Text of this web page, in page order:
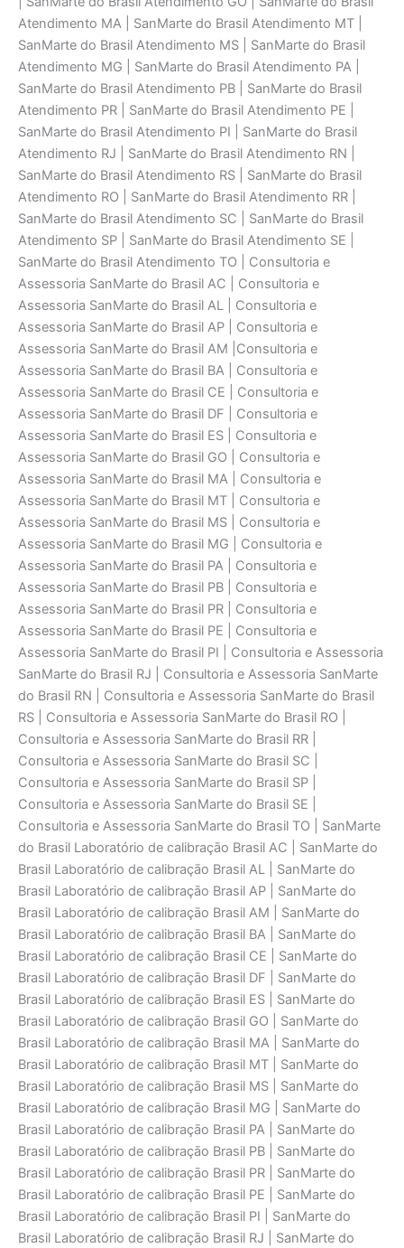
Atendimento MA | SanMarte do Brasil Atendimento MT |
SanMarte do Brasil Atendimento MS | SanMarte do Brasil
Atendimento MG | SanMarte do Brasil Atendimento PA |
SanMarte do Brasil Atendimento PB | SanMarte do Brasil
Atendimento PR | SanMarte do Brasil Atendimento PE |
SanMarte do Brasil Atendimento PI | SanMarte do Brasil
Atendimento RJ | SanMarte do Brasil Atendimento RN |
SanMarte do Brasil Atendimento RS | SanMarte do Brasil
Atendimento RO | SanMarte do Brasil Atendimento RR |
SanMarte do Brasil Atendimento SC | SanMarte do Brasil
Atendimento SP | SanMarte do Brasil Atendimento SE |
SanMarte do Brasil Atendimento TO | Consultoria e
Assessoria SanMarte do Brasil AC | Consultoria e
Assessoria SanMarte do Brasil AL | Consultoria e
Assessoria SanMarte do Brasil AP | Consultoria e
Assessoria SanMarte do Brasil AM |Consultoria e
Assessoria SanMarte do Brasil BA | Consultoria e
Assessoria SanMarte do Brasil CE | Consultoria e
Assessoria SanMarte do Brasil DF | Consultoria e
Assessoria SanMarte do Brasil ES | Consultoria e
Assessoria SanMarte do Brasil GO | Consultoria e
Assessoria SanMarte do Brasil MA | Consultoria e
Assessoria SanMarte do Brasil MT | Consultoria e
Assessoria SanMarte do Brasil MS | Consultoria e
Assessoria SanMarte do Brasil MG | Consultoria e
Assessoria SanMarte do Brasil PA | Consultoria e
Assessoria SanMarte do Brasil PB | Consultoria e
Assessoria SanMarte do Brasil PR | Consultoria e
Assessoria SanMarte do Brasil PE | Consultoria e
Assessoria SanMarte do Brasil PI | Consultoria e Assessoria
SanMarte do Brasil RJ | Consultoria e Assessoria SanMarte
do Brasil RN | Consultoria e Assessoria SanMarte do Brasil
RS | Consultoria e Assessoria SanMarte do Brasil RO |
Consultoria e Assessoria SanMarte do Brasil RR |
Consultoria e Assessoria SanMarte do Brasil SC |
Consultoria e Assessoria SanMarte do Brasil SP |
Consultoria e Assessoria SanMarte do Brasil SE |
Consultoria e Assessoria SanMarte do Brasil TO | SanMarte
do Brasil Laboratório de calibraçāo Brasil AC | SanMarte do
Brasil Laboratório de calibraçāo Brasil AL | SanMarte do
Brasil Laboratório de calibraçāo Brasil AP | SanMarte do
Brasil Laboratório de calibraçāo Brasil AM | SanMarte do
Brasil Laboratório de calibraçāo Brasil BA | SanMarte do
Brasil Laboratório de calibraçāo Brasil CE | SanMarte do
Brasil Laboratório de calibraçāo Brasil DF | SanMarte do
Brasil Laboratório de calibraçāo Brasil ES | SanMarte do
Brasil Laboratório de calibraçāo Brasil GO | SanMarte do
Brasil Laboratório de calibraçāo Brasil MA | SanMarte do
Brasil Laboratório de calibraçāo Brasil MT | SanMarte do
Brasil Laboratório de calibraçāo Brasil MS | SanMarte do
Brasil Laboratório de calibraçāo Brasil MG | SanMarte do
Brasil Laboratório de calibraçāo Brasil PA | SanMarte do
Brasil Laboratório de calibraçāo Brasil PB | SanMarte do
Brasil Laboratório de calibraçāo Brasil PR | SanMarte do
Brasil Laboratório de calibraçāo Brasil PE | SanMarte do
Brasil Laboratório de calibraçāo Brasil PI | SanMarte do
Brasil Laboratório de calibraçāo Brasil RJ | SanMarte do